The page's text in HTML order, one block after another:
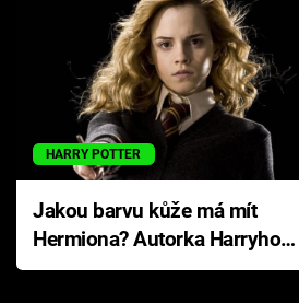
HARRY POTTER
Jakou barvu kůže má mít
Hermiona? Autorka Harryho
Pottera přišla s ráznou